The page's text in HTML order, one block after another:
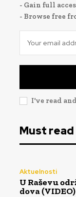
- Gain full
- Browse free
I've read
Must read
Aktuelnosti
U Raševu
dova (VIDEO)